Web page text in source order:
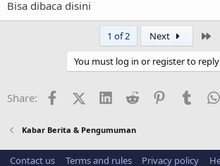
Bisa dibaca disini
1 of 2 Next
You must log in or register to
Share: FacebookX (Twitter)
LinkedInReddit PinterestTumblr
Kabar Berita & Pengumuman
Contact us Terms and rules Privacy policy